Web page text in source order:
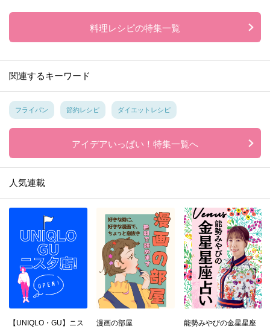
料理レシピの特集一覧
関連するキーワード
フライパン 節約レシピ ダイエットレシピ
アイデアいっぱい！特集一覧へ
人気連載
【UNIQLO・GU】ニス
漫画の部屋
能勢みやびの金星星座